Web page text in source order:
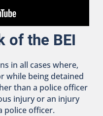
of the BEI
in all cases where,
while being detained
than a police officer
injury or an injury
police officer.